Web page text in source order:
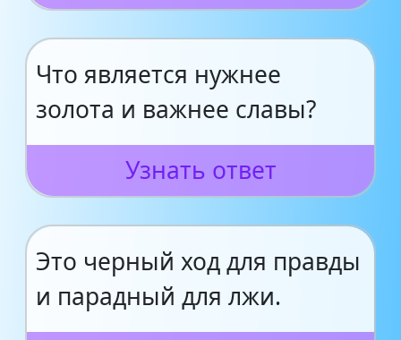
Что является нужнее
золота и важнее славы?
Узнать ответ
Это черный ход для правды
и парадный для лжи.